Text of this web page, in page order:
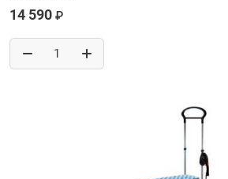
14 590 ₽